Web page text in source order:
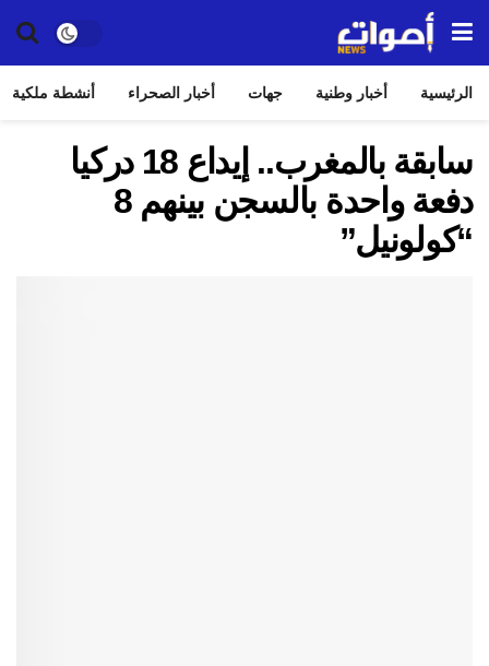
الرئيسية أخبار وطنية جهات أخبار الصحراء أنشطة ملكية
سابقة بالمغرب.. إيداع 18 دركيا
دفعة واحدة بالسجن بينهم 8
“كولونيل”